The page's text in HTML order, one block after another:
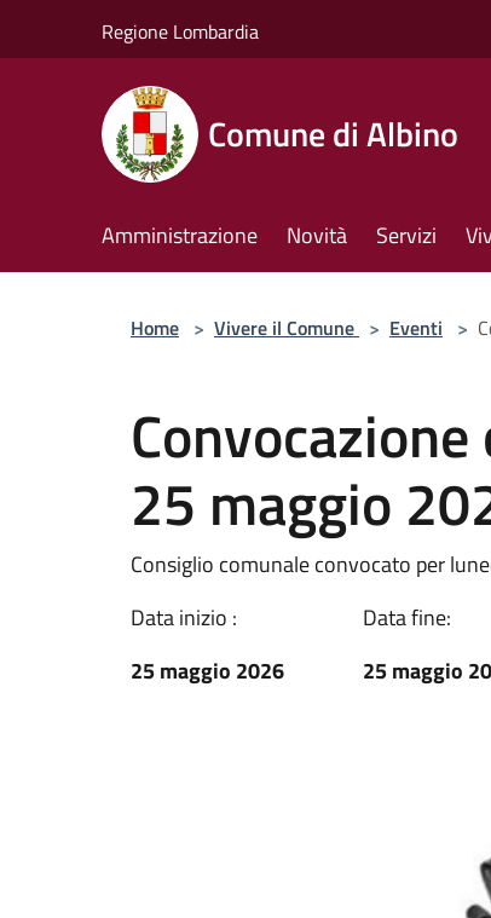
Regione Lombardia
Comune di Albino
Amministrazione Novità Servizi
Home > Vivere il Comune > Eventi >
25 maggio
Consiglio comunale convocato per
Data inizio :
25 maggio 2026
Data fine:
25 maggio